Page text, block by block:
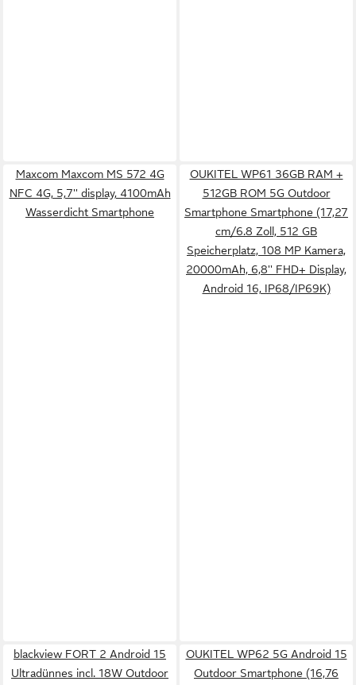
Maxcom Maxcom MS 572 4G
NFC 4G, 5,7'' display, 4100mAh
Wasserdicht Smartphone
OUKITEL WP61 36GB RAM +
512GB ROM 5G Outdoor
Smartphone Smartphone (17,27
cm/6.8 Zoll, 512 GB
Speicherplatz, 108 MP Kamera,
20000mAh, 6,8'' FHD+ Display,
Android 16, IP68/IP69K)
blackview FORT 2 Android 15
Ultradünnes incl. 18W Outdoor
OUKITEL WP62 5G Android 15
Outdoor Smartphone (16,76